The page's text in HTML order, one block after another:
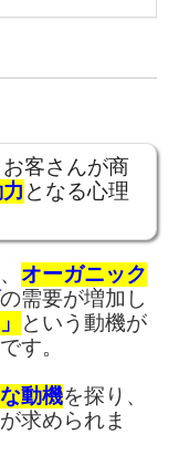
客さんが商
となる心理
オーガニック
の需要が増加し
という動機が
す。
動機を探り、
求められま